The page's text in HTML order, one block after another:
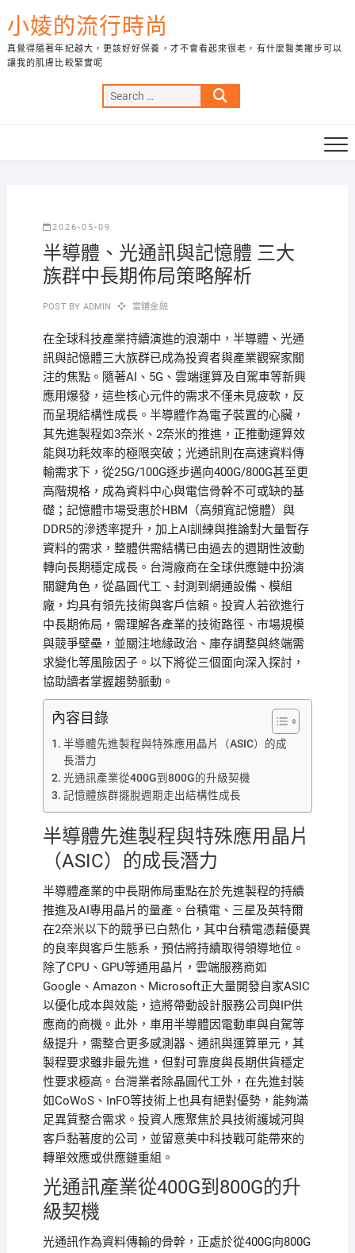
to
content
小婈的流行時尚
真覺得隨著年紀越大，更該好好保養，才不會看起來很老，有什麼醫美撇步可以
讓我的肌膚比較緊實呢
Search
…
2026-05-09
半導體、光通訊與記憶體 三大
族群中長期佈局策略解析
POST BY ADMIN 當鋪金融
在全球科技產業持續演進的浪潮中，半導體、光通
訊與記憶體三大族群已成為投資者與產業觀察家關
注的焦點。隨著AI、5G、雲端運算及自駕車等新興
應用爆發，這些核心元件的需求不僅未見疲軟，反
而呈現結構性成長。半導體作為電子裝置的心臟，
其先進製程如3奈米、2奈米的推進，正推動運算效
能與功耗效率的極限突破；光通訊則在高速資料傳
輸需求下，從25G/100G逐步邁向400G/800G甚至更
高階規格，成為資料中心與電信骨幹不可或缺的基
礎；記憶體市場受惠於HBM（高頻寬記憶體）與
DDR5的滲透率提升，加上AI訓練與推論對大量暫存
資料的需求，整體供需結構已由過去的週期性波動
轉向長期穩定成長。台灣廠商在全球供應鏈中扮演
關鍵角色，從晶圓代工、封測到網通設備、模組
廠，均具有領先技術與客戶信賴。投資人若欲進行
中長期佈局，需理解各產業的技術路徑、市場規模
與競爭壁壘，並關注地緣政治、庫存調整與終端需
求變化等風險因子。以下將從三個面向深入探討，
協助讀者掌握趨勢脈動。
內容目錄
半導體先進製程與特殊應用晶片（ASIC）的成
長潛力
光通訊產業從400G到800G的升級契機
記憶體族群擺脫週期走出結構性成長
半導體先進製程與特殊應用晶片
（ASIC）的成長潛力
半導體產業的中長期佈局重點在於先進製程的持續
推進及AI專用晶片的量產。台積電、三星及英特爾
在2奈米以下的競爭已白熱化，其中台積電憑藉優異
的良率與客戶生態系，預估將持續取得領導地位。
除了CPU、GPU等通用晶片，雲端服務商如
Google、Amazon、Microsoft正大量開發自家ASIC
以優化成本與效能，這將帶動設計服務公司與IP供
應商的商機。此外，車用半導體因電動車與自駕等
級提升，需整合更多感測器、通訊與運算單元，其
製程要求雖非最先進，但對可靠度與長期供貨穩定
性要求極高。台灣業者除晶圓代工外，在先進封裝
如CoWoS、InFO等技術上也具有絕對優勢，能夠滿
足異質整合需求。投資人應聚焦於具技術護城河與
客戶黏著度的公司，並留意美中科技戰可能帶來的
轉單效應或供應鏈重組。
光通訊產業從400G到800G的升
級契機
光通訊作為資料傳輸的骨幹，正處於從400G向800G